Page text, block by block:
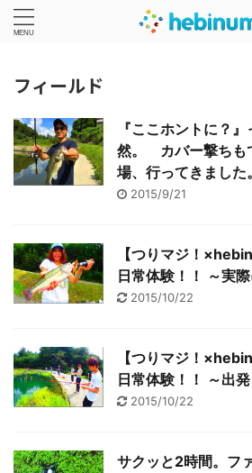
フィールド
『ここホントに？
然。 カバー撃ちも
場、行ってきました。
2015/9/21
【つりマジ！
日常体験！！ ～実
2015/10/22
【つりマジ！
日常体験！！ ～出
2015/10/22
サクッと2時間。フ